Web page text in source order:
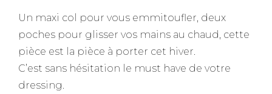
Un maxi col pour vous emmitoufler, deux
poches pour glisser vos mains au chaud, cette
pièce est la pièce à porter cet hiver.
C’est sans hésitation le must have de votre
dressing.